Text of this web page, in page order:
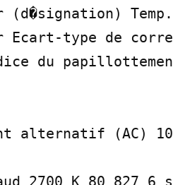
type de
du
alternatif (AC)
2700 K 80 827 6